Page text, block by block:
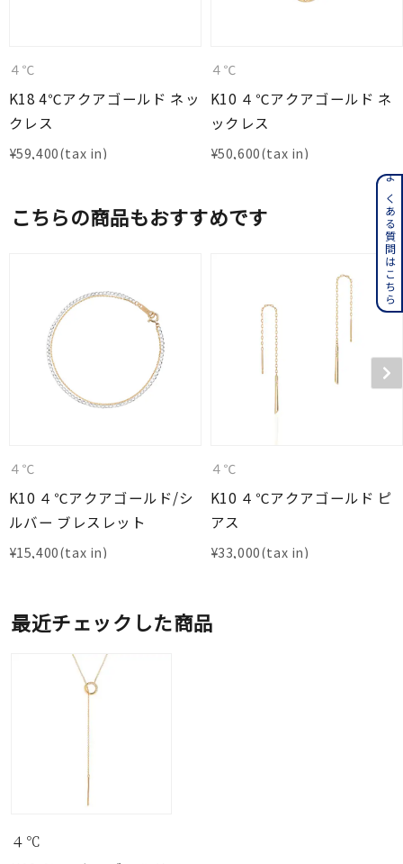
４℃
K18 4℃アクアゴールド ネッ
クレス
¥59,400
４℃
K10 ４℃アクアゴールド ネ
ックレス
¥50,600
こちらの商品もおすすめです
４℃
K10 ４℃アクアゴールド/シ
ルバー ブレスレット
¥15,400
４℃
K10 ４℃アクアゴールド ピ
アス
¥33,000
最近チェックした商品
４℃
よくある質問はこちら